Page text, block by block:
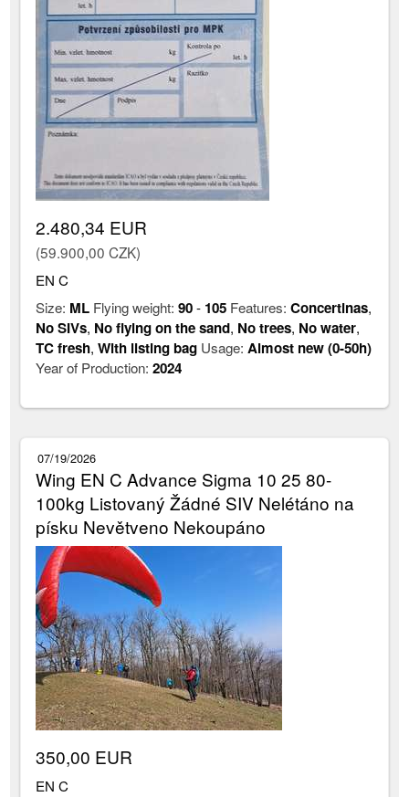
2.480,34 EUR
(59.900,00 CZK)
EN C
Size: ML Flying weight:90- 105 Features:Concertinas,
No SIVs, No flying on the sand, No trees, No water,
TC fresh,With listing bag Usage:Almost new (0-50h)
Year of Production:2024
07/19/2026
Wing EN C Advance Sigma 10 25 80-
100kg Listovaný Žádné SIV Nelétáno na
písku Nevětveno Nekoupáno
350,00 EUR
EN C